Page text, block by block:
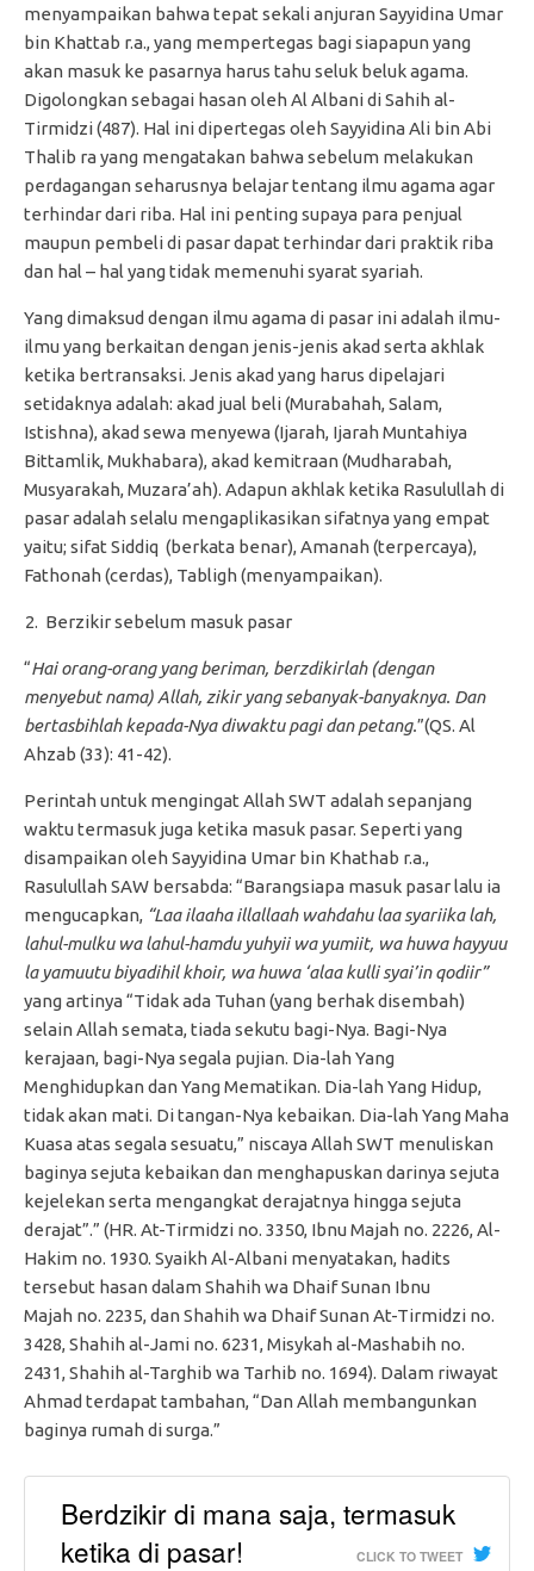
menyampaikan bahwa tepat sekali anjuran Sayyidina Umar
bin Khattab r.a., yang mempertegas bagi siapapun yang
akan masuk ke pasarnya harus tahu seluk beluk agama.
Digolongkan sebagai hasan oleh Al Albani di Sahih al-
Tirmidzi (487). Hal ini dipertegas oleh Sayyidina Ali bin Abi
Thalib ra yang mengatakan bahwa sebelum melakukan
perdagangan seharusnya belajar tentang ilmu agama agar
terhindar dari riba. Hal ini penting supaya para penjual
maupun pembeli di pasar dapat terhindar dari praktik riba
dan hal – hal yang tidak memenuhi syarat syariah.
Yang dimaksud dengan ilmu agama di pasar ini adalah ilmu-
ilmu yang berkaitan dengan jenis-jenis akad serta akhlak
ketika bertransaksi. Jenis akad yang harus dipelajari
setidaknya adalah: akad jual beli (Murabahah, Salam,
Istishna), akad sewa menyewa (Ijarah, Ijarah Muntahiya
Bittamlik, Mukhabara), akad kemitraan (Mudharabah,
Musyarakah, Muzara’ah). Adapun akhlak ketika Rasulullah di
pasar adalah selalu mengaplikasikan sifatnya yang empat
yaitu; sifat Siddiq (berkata benar), Amanah (terpercaya),
Fathonah (cerdas), Tabligh (menyampaikan).
Berzikir sebelum masuk pasar
“Hai orang-orang yang beriman, berzdikirlah (dengan
menyebut nama) Allah, zikir yang sebanyak-banyaknya. Dan
bertasbihlah kepada-Nya diwaktu pagi dan petang.”(QS. Al
Ahzab (33): 41-42).
Perintah untuk mengingat Allah SWT adalah sepanjang
waktu termasuk juga ketika masuk pasar. Seperti yang
disampaikan oleh Sayyidina Umar bin Khathab r.a.,
Rasulullah SAW bersabda: “Barangsiapa masuk pasar lalu ia
mengucapkan, “Laa ilaaha illallaah wahdahu laa syariika lah,
lahul-mulku wa lahul-hamdu yuhyii wa yumiit, wa huwa hayyuu
la yamuutu biyadihil khoir, wa huwa ‘alaa kulli syai’in qodiir”
yang artinya “Tidak ada Tuhan (yang berhak disembah)
selain Allah semata, tiada sekutu bagi-Nya. Bagi-Nya
kerajaan, bagi-Nya segala pujian. Dia-lah Yang
Menghidupkan dan Yang Mematikan. Dia-lah Yang Hidup,
tidak akan mati. Di tangan-Nya kebaikan. Dia-lah Yang Maha
Kuasa atas segala sesuatu,” niscaya Allah SWT menuliskan
baginya sejuta kebaikan dan menghapuskan darinya sejuta
kejelekan serta mengangkat derajatnya hingga sejuta
derajat”.” (HR. At-Tirmidzi no. 3350, Ibnu Majah no. 2226, Al-
Hakim no. 1930. Syaikh Al-Albani menyatakan, hadits
tersebut hasan dalam Shahih wa Dhaif Sunan Ibnu
Majah no. 2235, dan Shahih wa Dhaif Sunan At-Tirmidzi no.
3428, Shahih al-Jami no. 6231, Misykah al-Mashabih no.
2431, Shahih al-Targhib wa Tarhib no. 1694). Dalam riwayat
Ahmad terdapat tambahan, “Dan Allah membangunkan
baginya rumah di surga.”
Berdzikir di mana saja, termasuk
ketika di pasar!
CLICK TO TWEET